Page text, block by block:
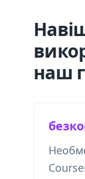
наш